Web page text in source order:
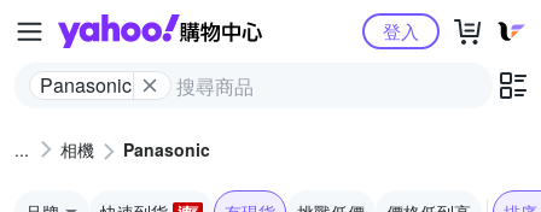
Yahoo購物中心
Panasonic
登入
相機 Panasonic